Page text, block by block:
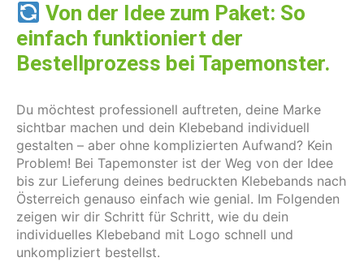
Von der Idee zum Paket: So
einfach funktioniert der
Bestellprozess bei Tapemonster.
Du möchtest professionell auftreten, deine Marke
sichtbar machen und dein Klebeband individuell
gestalten – aber ohne komplizierten Aufwand? Kein
Problem! Bei Tapemonster ist der Weg von der Idee
bis zur Lieferung deines bedruckten Klebebands nach
Österreich genauso einfach wie genial. Im Folgenden
zeigen wir dir Schritt für Schritt, wie du dein
individuelles Klebeband mit Logo schnell und
unkompliziert bestellst.